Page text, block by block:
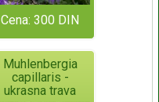
Cena: 300 DIN
Muhlenbergia
capillaris -
ukrasna trava